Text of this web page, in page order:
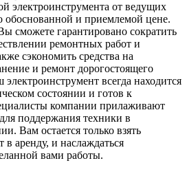
электроинструмента от ведущих
обоснованной и приемлемой цене.
сможете гарантировано сократить
ремонтных работ и
сэкономить средства на
и ремонт дорогостоящего
всегда находится
состоянии и готов к
компании прилаживают
поддержания техники в
Вам остается только взять
в аренду, и наслаждаться
вами работы.